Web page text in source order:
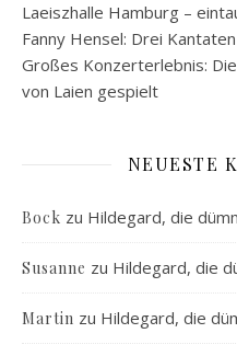
Laeiszhalle Hamburg –
Fanny Hensel: Drei
Großes Konzerterlebnis:
von Laien gespielt
NEUESTE
Bock zu Hildegard, die
Susanne zu Hildegard, die
Martin zu Hildegard, die